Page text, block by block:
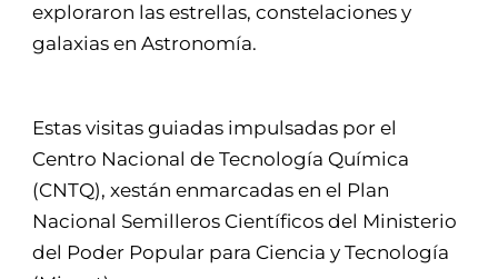
exploraron las estrellas, constelaciones y
galaxias en Astronomía.
Estas visitas guiadas impulsadas por el
Centro Nacional de Tecnología Química
(CNTQ), xestán enmarcadas en el Plan
Nacional Semilleros Científicos del Ministerio
del Poder Popular para Ciencia y Tecnología